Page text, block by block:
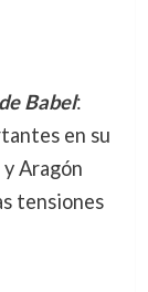
Babel:
en su
Aragón
tensiones